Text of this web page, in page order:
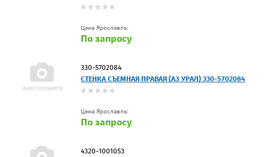
Цена Ярославль:
По запросу
330-5702084
СТЕНКА СЪЕМНАЯ ПРАВАЯ (АЗ УРАЛ) 330-5702084
Цена Ярославль:
По запросу
4320-1001053